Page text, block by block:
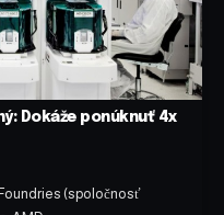
Dokáže ponúknuť 4x
(spoločnosť